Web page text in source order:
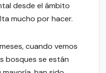
desde el ámbito
mucho por hacer.
cuando vemos
bosques se están